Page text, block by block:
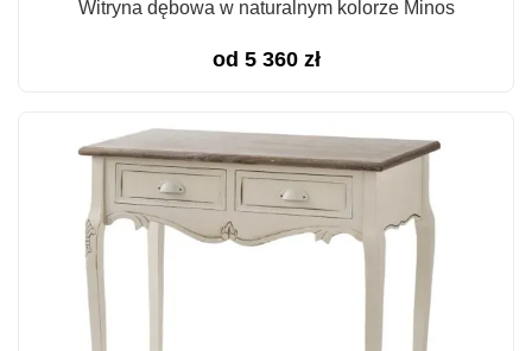
Witryna dębowa w naturalnym kolorze Minos
od 5 360 zł